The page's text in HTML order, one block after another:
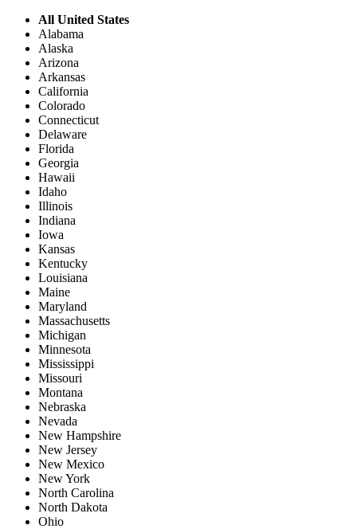
All United States
Alabama
Alaska
Arizona
Arkansas
California
Colorado
Connecticut
Delaware
Florida
Georgia
Hawaii
Idaho
Illinois
Indiana
Iowa
Kansas
Kentucky
Louisiana
Maine
Maryland
Massachusetts
Michigan
Minnesota
Mississippi
Missouri
Montana
Nebraska
Nevada
New Hampshire
New Jersey
New Mexico
New York
North Carolina
North Dakota
Ohio